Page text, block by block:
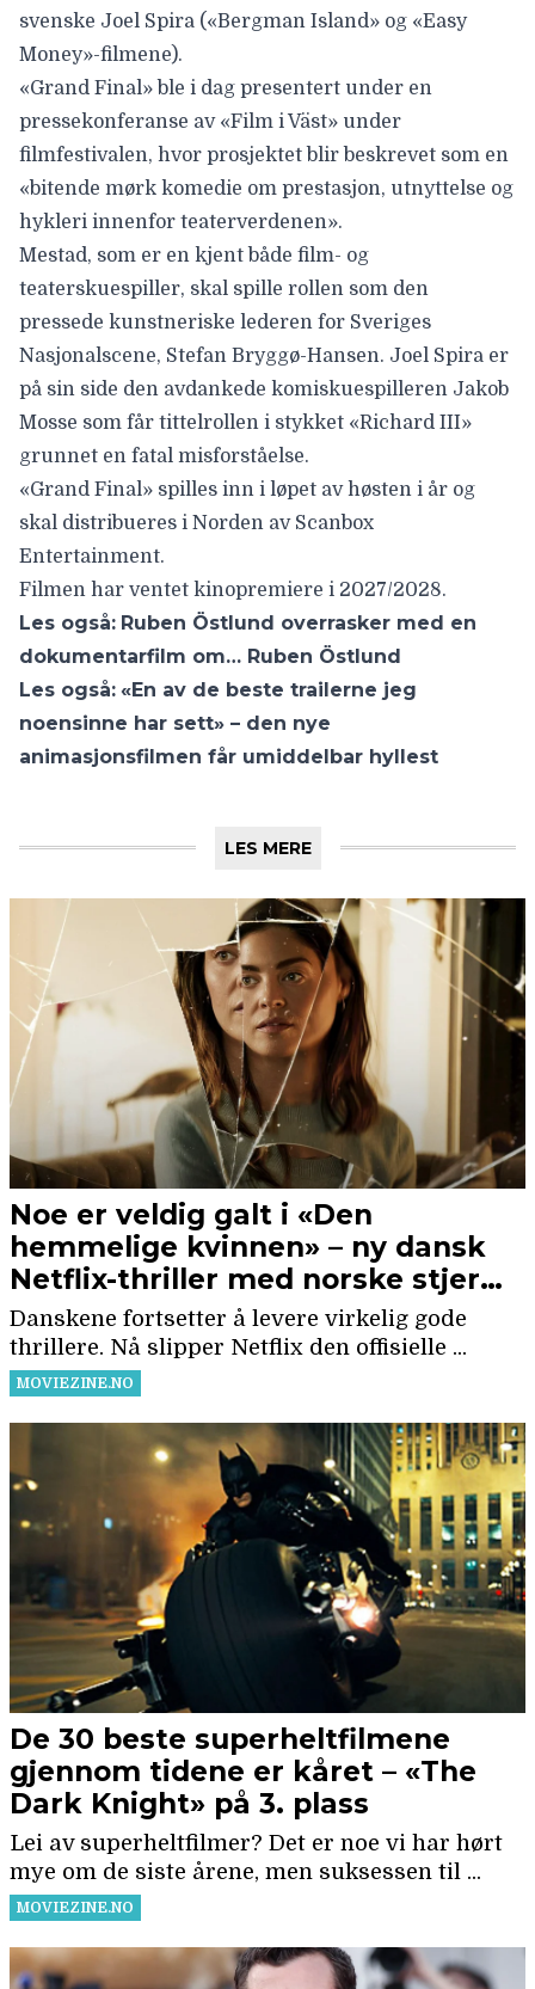
svenske Joel Spira («Bergman Island» og «Easy
Money»-filmene).
«Grand Final» ble i dag presentert under en
pressekonferanse av «Film i Väst» under
filmfestivalen, hvor prosjektet blir beskrevet som en
«bitende mørk komedie om prestasjon, utnyttelse og
hykleri innenfor teaterverdenen».
Mestad, som er en kjent både film- og
teaterskuespiller, skal spille rollen som den
pressede kunstneriske lederen for Sveriges
Nasjonalscene, Stefan Bryggø-Hansen. Joel Spira er
på sin side den avdankede komiskuespilleren Jakob
Mosse som får tittelrollen i stykket «Richard III»
grunnet en fatal misforståelse.
«Grand Final» spilles inn i løpet av høsten i år og
skal distribueres i Norden av Scanbox
Entertainment.
Filmen har ventet kinopremiere i 2027/2028.
Les også: Ruben Östlund overrasker med en
dokumentarfilm om… Ruben Östlund
Les også: «En av de beste trailerne jeg
noensinne har sett» – den nye
animasjonsfilmen får umiddelbar hyllest
LES MERE